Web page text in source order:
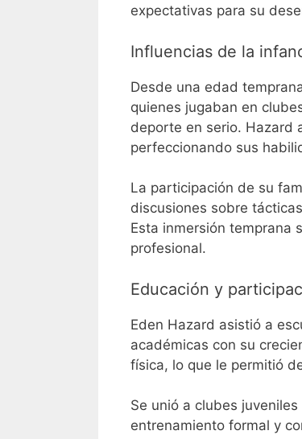
expectativas para su
Influencias de la
Desde una edad
quienes jugaban en
deporte en serio. Hazard
perfeccionando sus
La participación de su
discusiones sobre
Esta inmersión temprana
profesional.
Educación y
Eden Hazard asistió a
académicas con su
física, lo que le permitió
Se unió a clubes
entrenamiento formal y